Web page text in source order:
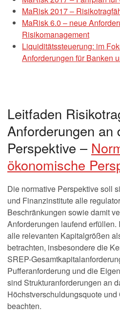
MaRisk 2017 –
MaRisk 6.0 – neue
Risikomanagement
Liquiditätssteuerung: im
Anforderungen für Banken
Leitfaden
Anforderungen an
Perspektive –
ökonomische
Die normative Perspektive soll
und Finanzinstitute alle
Beschränkungen sowie damit
Anforderungen laufend
alle relevanten Kapitalgrößen
betrachten, insbesondere die
SREP-
Pufferanforderung und die
sind Strukturanforderungen an
Höchstverschuldungsquote
beachten.